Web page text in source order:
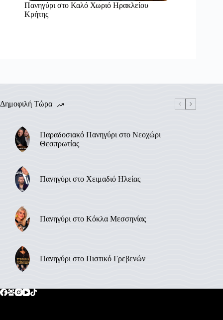
Πανηγύρι στο Καλό Χωριό Ηρακλείου
Κρήτης
Δημοφιλή Τώρα
Παραδοσιακό Πανηγύρι στο Νεοχώρι
Θεσπρωτίας
Πανηγύρι στο Χειμαδιό Ηλείας
Πανηγύρι στο Κόκλα Μεσσηνίας
Πανηγύρι στο Πιστικό Γρεβενών